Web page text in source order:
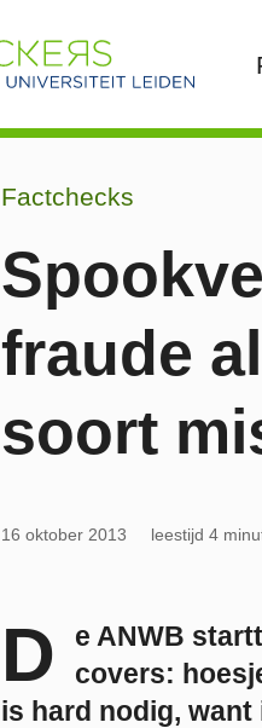
Factchecks
fraude
soort
16 oktober 2013 leestijd 4
D
e ANWB
covers:
is hard nodig,